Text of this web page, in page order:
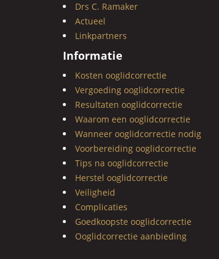
Drs C. Ramaker
Actueel
Linkpartners
Informatie
Kosten ooglidcorrectie
Vergoeding ooglidcorrectie
Resultaten ooglidcorrectie
Waarom een ooglidcorrectie
Wanneer ooglidcorrectie nodig
Voorbereiding ooglidcorrectie
Tips na ooglidcorrectie
Herstel ooglidcorrectie
Veiligheid
Complicaties
Goedkoopste ooglidcorrectie
Ooglidcorrectie aanbieding